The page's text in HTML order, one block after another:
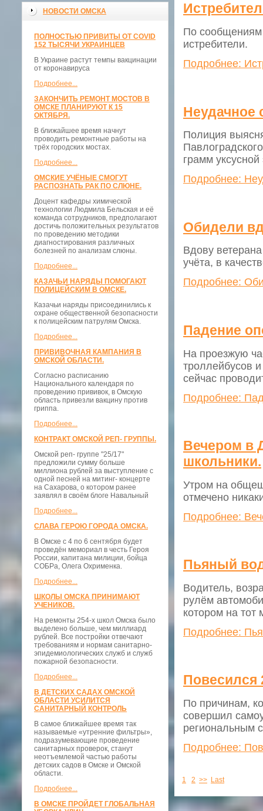
НОВОСТИ ОМСКА
ПОЛНОСТЬЮ ПРИВИТЫ ОТ COVID
152 ТЫСЯЧИ УКРАИНЦЕВ
В Украине растут темпы вакцинации
от коронавируса
Подробнее...
ЗАКОНЧИТЬ РЕМОНТ МОСТОВ В
ОМСКЕ ПЛАНИРУЮТ К 15
ОКТЯБРЯ.
В ближайшее время начнут
проводить ремонтные работы на
трёх городских мостах.
Подробнее...
ОМСКИЕ УЧЁНЫЕ СМОГУТ
РАСПОЗНАТЬ РАК ПО СЛЮНЕ.
Доцент кафедры химической
технологии Людмила Бельская и её
команда сотрудников, предполагают
достичь положительных результатов
по проведению методики
диагностирования различных
болезней по анализам слюны.
Подробнее...
КАЗАЧЬИ НАРЯДЫ ПОМОГАЮТ
ПОЛИЦЕЙСКИМ В ОМСКЕ.
Казачьи наряды присоединились к
охране общественной безопасности
к полицейским патрулям Омска.
Подробнее...
ПРИВИВОЧНАЯ КАМПАНИЯ В
ОМСКОЙ ОБЛАСТИ.
Согласно расписанию
Национального календаря по
проведению прививок, в Омскую
область привезли вакцину против
гриппа.
Подробнее...
КОНТРАКТ ОМСКОЙ РЕП- ГРУППЫ.
Омской реп- группе "25/17"
предложили сумму больше
миллиона рублей за выступление с
одной песней на митинг- концерте
на Сахарова, о котором ранее
заявлял в своём блоге Навальный
Подробнее...
СЛАВА ГЕРОЮ ГОРОДА ОМСКА.
В Омске с 4 по 6 сентября будет
проведён мемориал в честь Героя
России, капитана милиции, бойца
СОБРа, Олега Охрименка.
Подробнее...
ШКОЛЫ ОМСКА ПРИНИМАЮТ
УЧЕНИКОВ.
На ремонты 254-х школ Омска было
выделено больше, чем миллиард
рублей. Все постройки отвечают
требованиям и нормам санитарно-
эпидемиологических служб и служб
пожарной безопасности.
Подробнее...
В ДЕТСКИХ САДАХ ОМСКОЙ
ОБЛАСТИ УСИЛИТСЯ
САНИТАРНЫЙ КОНТРОЛЬ
В самое ближайшее время так
называемые «утренние фильтры»,
подразумевающие проведение
санитарных проверок, станут
неотъемлемой частью работы
детских садов в Омске и Омской
области.
Подробнее...
В ОМСКЕ ПРОЙДЕТ ГЛОБАЛЬНАЯ
По сообщениям
истребители.
Подробнее:
Неудачное
Полиция
грамм уксусной
Подробнее:
Обидели
Вдову
учёта, в
Подробнее:
Падение
На проезжую
троллейбусов
сейчас
Подробнее:
Вечером в
школьники.
Утром на
отмечено
Подробнее:
Пьяный
Водитель,
рулём
котором на тот
Подробнее:
Повесился
По причинам,
совершил
региональным
Подробнее:
1 2 >> Last